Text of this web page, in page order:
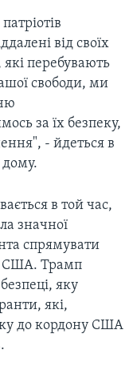
від своїх
перебувають
свободи, ми
за їх безпеку,
- йдеться в
дому.
в той час,
значної
спрямувати
США. Трамп
яку
які,
до кордону США